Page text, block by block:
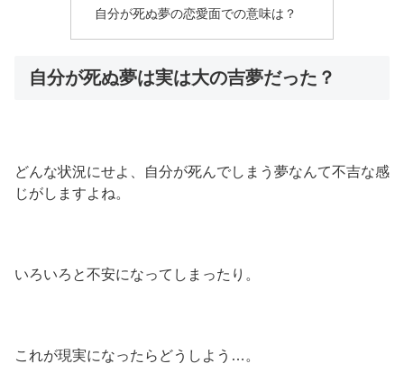
自分が死ぬ夢の恋愛面での意味は？
自分が死ぬ夢は実は大の吉夢だった？
どんな状況にせよ、自分が死んでしまう夢なんて不吉な感
じがしますよね。
いろいろと不安になってしまったり。
これが現実になったらどうしよう…。